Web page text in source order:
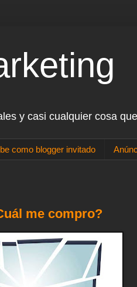
y casi cualquier cosa
como blogger invitado
me compro?